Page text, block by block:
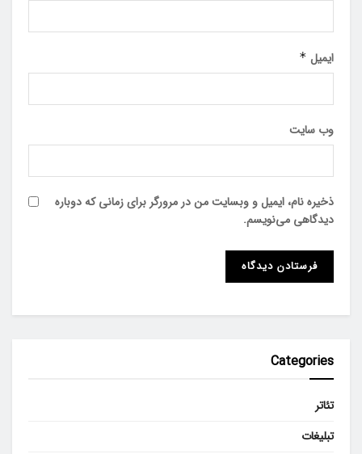
ایمیل *
وب‌ سایت
ذخیره نام، ایمیل و وبسایت من در مرورگر برای زمانی که دوباره
دیدگاهی می‌نویسم.
Categories
تئاتر
تبلیغات